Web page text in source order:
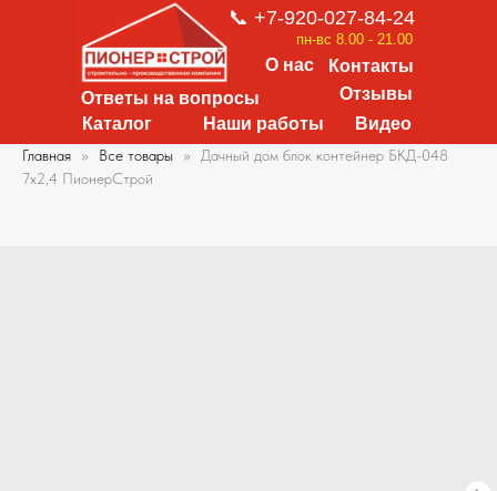
О нас
Ответы на вопросы
Каталог
Контакты
Наши работы Видео
Отзывы
📞 +7-920-027-84-24
пн-вс 8.00 - 21.00
Главная Все товары
Дачный дом блок контейнер БКД-048
7х2,4 ПионерСтрой